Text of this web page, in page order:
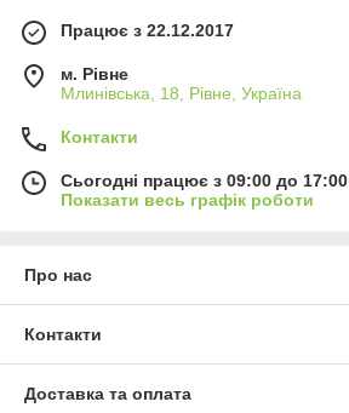
Працює з 22.12.2017
м. Рівне
Млинівська, 18, Рівне, Україна
Контакти
Сьогодні працює з 09:00 до 17:00
Показати весь графік роботи
Про нас
Контакти
Доставка та оплата